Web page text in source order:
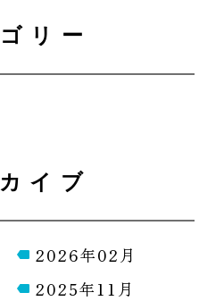
リー
イブ
2026年02月
2025年11月